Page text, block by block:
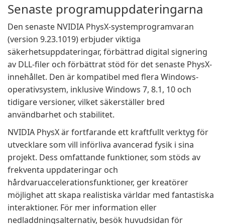
Senaste programuppdateringarna
Den senaste NVIDIA PhysX-systemprogramvaran
(version 9.23.1019) erbjuder viktiga
säkerhetsuppdateringar, förbättrad digital signering
av DLL-filer och förbättrat stöd för det senaste PhysX-
innehållet. Den är kompatibel med flera Windows-
operativsystem, inklusive Windows 7, 8.1, 10 och
tidigare versioner, vilket säkerställer bred
användbarhet och stabilitet.
NVIDIA PhysX är fortfarande ett kraftfullt verktyg för
utvecklare som vill införliva avancerad fysik i sina
projekt. Dess omfattande funktioner, som stöds av
frekventa uppdateringar och
hårdvaruaccelerationsfunktioner, ger kreatörer
möjlighet att skapa realistiska världar med fantastiska
interaktioner. För mer information eller
nedladdningsalternativ, besök huvudsidan för